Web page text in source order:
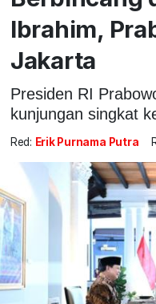
Ibrahim,
Jakarta
Presiden RI
kunjungan singkat
Red: Erik Purnama Putra